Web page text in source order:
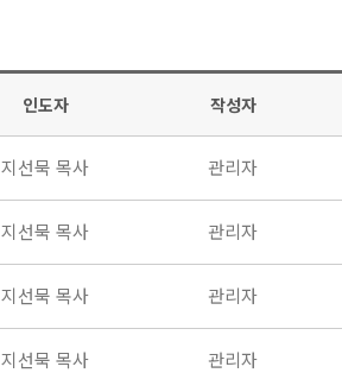
인도자 작성자
지선묵 목사 관리자
지선묵 목사 관리자
지선묵 목사 관리자
지선묵 목사 관리자